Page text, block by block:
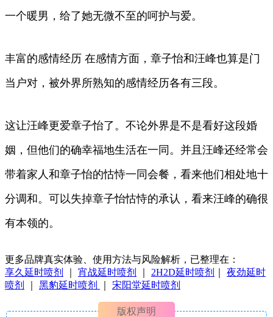
一个暖男，给了她无微不至的呵护与爱。
丰富的感情经历 在感情方面，章子怡和汪峰也算是门
当户对，被外界所熟知的感情经历各有三段。
这让汪峰更爱章子怡了。不论外界是不是看好这段婚
姻，但他们的确幸福地生活在一同。并且汪峰还经常会
带着家人和章子怡的怙恃一同会餐，看来他们相处地十
分调和。可以失掉章子怡怙恃的承认，看来汪峰的确很
有本领的。
更多品牌真实体验、使用方法与风险解析，已整理在：
享久延时喷剂
宵战延时喷剂 2H2D延时喷剂
夜劲延时
喷剂
黑豹延时喷剂 宋阳堂延时喷剂
版权声明